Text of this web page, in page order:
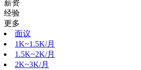
薪资
经验
更多
面议
1K~1.5K/月
1.5K~2K/月
2K~3K/月